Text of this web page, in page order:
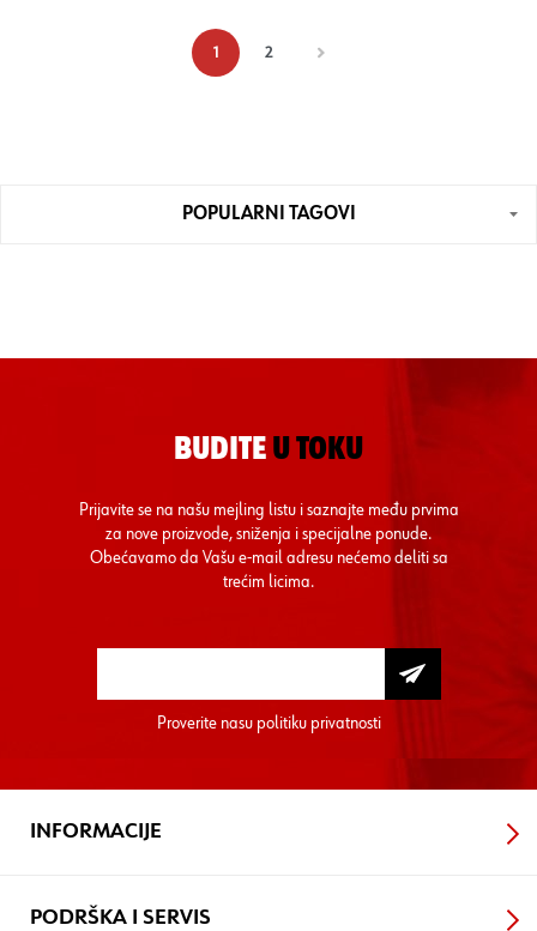
1 2
POPULARNI TAGOVI
BUDITE U TOKU
Prijavite se na našu mejling listu i saznajte među prvima
za nove proizvode, sniženja i specijalne ponude.
Obećavamo da Vašu e-mail adresu nećemo deliti sa
trećim licima.
Proverite nasu politiku privatnosti
INFORMACIJE
PODRŠKA I SERVIS